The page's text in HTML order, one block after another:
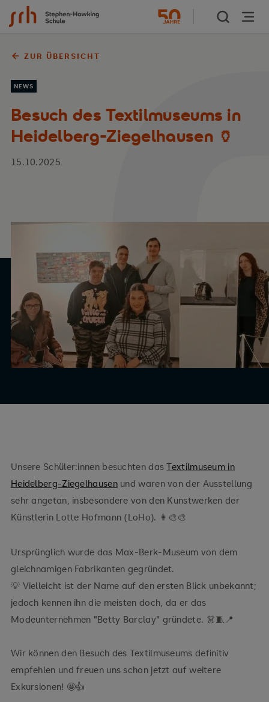
Zum Inhalt springen
ZUR ÜBERSICHT
NEWS
Besuch des Textilmuseums in
Heidelberg-Ziegelhausen 🏺
15.10.2025
Unsere Schüler:innen besuchten dasTextilmuseum in
Heidelberg-Ziegelhausenund waren von der Ausstellung
sehr angetan, insbesondere von den Kunstwerken der
Künstlerin Lotte Hofmann (LoHo). 👩‍🎨🎨
Ursprünglich wurde das Max-Berk-Museum von dem
gleichnamigen Fabrikanten gegründet.
💡 Vielleicht ist der Name auf den ersten Blick unbekannt;
jedoch kennen ihn die meisten doch, da er das
Modeunternehmen "Betty Barclay" gründete. 👗🧵📍
Wir können den Besuch des Textilmuseums definitiv
empfehlen und freuen uns schon jetzt auf weitere
Exkursionen! 🤩👍